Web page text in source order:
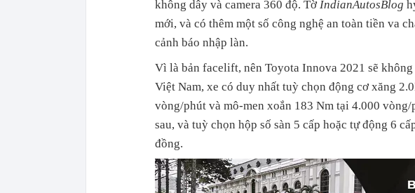
không dây và camera 360 độ. TờIndianAutosBlog
mới, và có thêm một số công nghệ an toàn tiền va
cảnh báo nhập làn.
Vì là bản facelift, nên Toyota Innova 2021 sẽ
Việt Nam, xe có duy nhất tuỳ chọn động cơ xăng
vòng/phút và mô-men xoắn 183 Nm tại 4.000
sau, và tuỳ chọn hộp số sàn 5 cấp hoặc tự động 6
đồng.